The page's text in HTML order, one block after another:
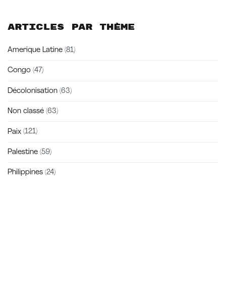
Articles par thème
Amerique Latine (81)
Congo (47)
Décolonisation (63)
Non classé (63)
Paix (121)
Palestine (59)
Philippines (24)